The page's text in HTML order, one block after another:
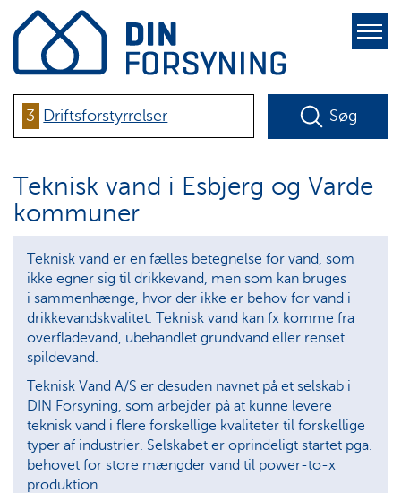
pure-
toggle-
3 Driftsforstyrrelser Søg
Teknisk vand i Esbjerg og Varde
kommuner
Teknisk vand er en fælles betegnelse for vand, som
ikke egner sig til drikkevand, men som kan bruges
i sammenhænge, hvor der ikke er behov for vand i
drikkevandskvalitet. Teknisk vand kan fx komme fra
overfladevand, ubehandlet grundvand eller renset
spildevand.
Teknisk Vand A/S er desuden navnet på et selskab i
DIN Forsyning, som arbejder på at kunne levere
teknisk vand i flere forskellige kvaliteter til forskellige
typer af industrier. Selskabet er oprindeligt startet pga.
behovet for store mængder vand til power-to-x
produktion.